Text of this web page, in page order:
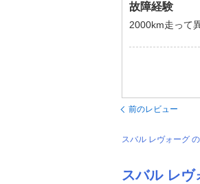
故障経験
2000km走って
前のレビュー
スバル レヴォーグ
スバル レヴ